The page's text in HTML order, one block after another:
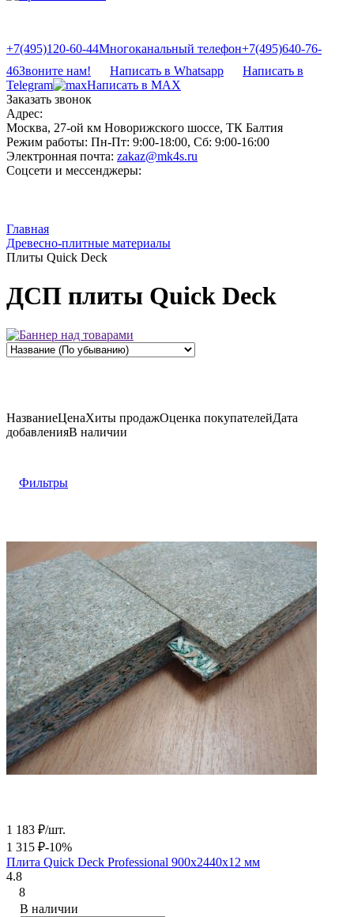
+7(495)120-60-44Многоканальный телефон+7(495)640-76-
46Звоните нам! Написать в Whatsapp
Написать в
Telegram
Написать в MAX
Заказать звонок
Адрес:
Москва, 27-ой км Новорижского шоссе, ТК Балтия
Режим работы: Пн-Пт: 9:00-18:00, Сб: 9:00-16:00
Электронная почта: zakaz@mk4s.ru
Соцсети и мессенджеры:
Главная
Древесно-плитные материалы
Плиты Quick Deck
ДСП плиты Quick Deck
НазваниеЦенаХиты продажОценка покупателейДата
добавленияВ наличии
Фильтры
1 183 ₽/шт.
1 315 ₽-10%
Плита Quick Deck Professional 900х2440х12 мм
4.8
8
В наличии